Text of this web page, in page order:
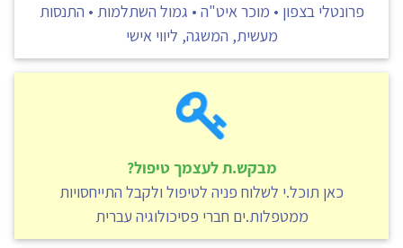
פרונטלי בצפון • מוכר איט"ה • גמול השתלמות • התנסות
מעשית, המשגה, ליווי אישי
מבקש.ת לעצמך טיפול?
כאן תוכל.י לשלוח פניה לטיפול ולקבל התייחסויות
ממטפלות.ים חברי פסיכולוגיה עברית